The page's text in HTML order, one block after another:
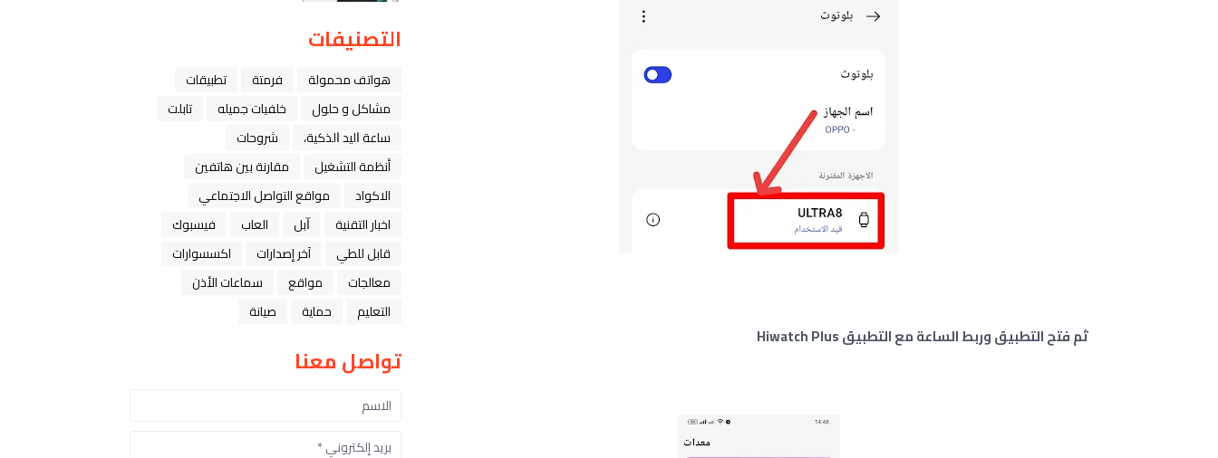
ثم فتح التطبيق وربط الساعة مع التطبيق Hiwatch Plus
التصنيفات
هواتف محمولة فرمتة
تطبيقات
مشاكل و حلول
خلفيات جميله
تابلت
ﺳﺎﻋﺔ ﺍﻟﻴﺪ ﺍﻟﺬﻛﻴﺔ،
شروحات
أنظمة التشغيل
مقارنة بين هاتفين
الاكواد
مواقع التواصل الاجتماعي
اخبار التقنية
ﺁﺑﻞ العاب
فيسبوك
قابل للطي
آخر إصدارات
اكسسوارات
معالجات
مواقع
سماعات الأذن
التعليم
حماية صيانة
تواصل معنا